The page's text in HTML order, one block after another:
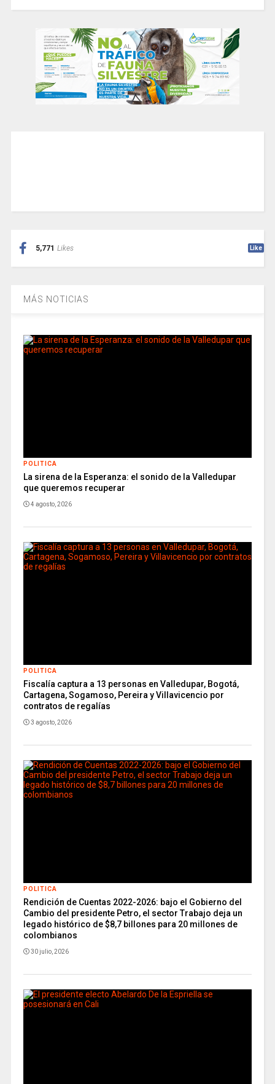
5,771 Likes Like
MÁS NOTICIAS
POLITICA
La sirena de la Esperanza: el sonido de la Valledupar
que queremos recuperar
4 agosto, 2026
POLITICA
Fiscalía captura a 13 personas en Valledupar, Bogotá,
Cartagena, Sogamoso, Pereira y Villavicencio por
contratos de regalías
3 agosto, 2026
POLITICA
Rendición de Cuentas 2022-2026: bajo el Gobierno del
Cambio del presidente Petro, el sector Trabajo deja un
legado histórico de $8,7 billones para 20 millones de
colombianos
30 julio, 2026